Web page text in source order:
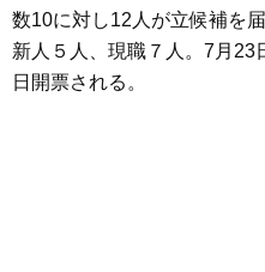
数10に対し12人が立候補を
新人５人、現職７人。7月23
日開票される。